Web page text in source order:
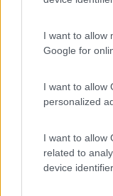
I want to allow
Google for
I want to allow
personalized
I want to allow
related to
device
ubax
48
Forse hai ragione mi
successivi costano
328